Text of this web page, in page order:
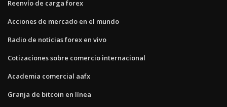
Reenvío de carga forex
Acciones de mercado en el mundo
Radio de noticias forex en vivo
Cotizaciones sobre comercio internacional
Academia comercial aafx
Granja de bitcoin en línea